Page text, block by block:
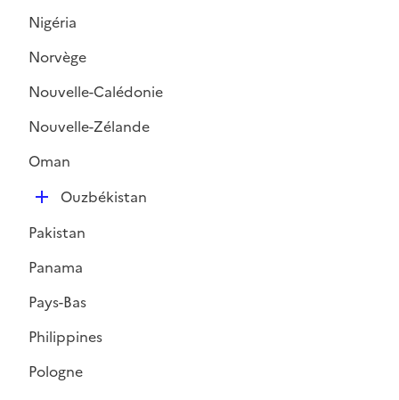
Nigéria
Norvège
Nouvelle-Calédonie
Nouvelle-Zélande
Oman
D
p
e
Ouzbékistan
Pakistan
Panama
Pays-Bas
Philippines
Pologne